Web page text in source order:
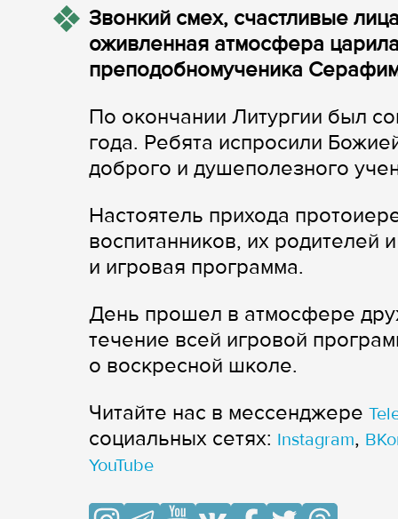
Звонкий смех, счастливые
оживленная атмосфера
преподобномученика
По окончании Литургии был
года. Ребята испросили
доброго и душеполезного
Настоятель прихода
воспитанников, их родителей
и игровая программа.
День прошел в атмосфере
течение всей игровой
о воскресной школе.
Читайте нас в мессенджере
cоциальных сетях: Instagram,
YouTube